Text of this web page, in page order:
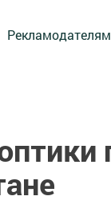
Рекламодателям